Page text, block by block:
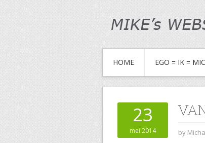
HOME EGO = IK =
23
mei 2014 by